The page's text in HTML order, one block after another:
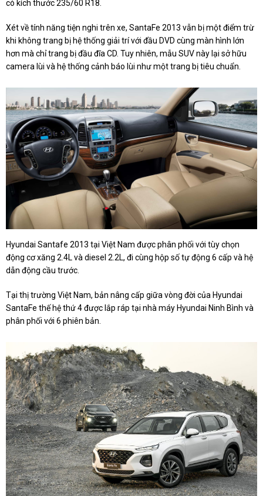
có kích thước 235/60 R18.
Xét về tính năng tiện nghi trên xe, SantaFe 2013 vẫn bị một điểm trừ
khi không trang bị hệ thống giải trí với đầu DVD cùng màn hình lớn
hơn mà chỉ trang bị đầu đĩa CD. Tuy nhiên, mẫu SUV này lại sở hữu
camera lùi và hệ thống cảnh báo lùi như một trang bị tiêu chuẩn.
Hyundai Santafe 2013 tại Việt Nam được phân phối với tùy chọn
động cơ xăng 2.4L và diesel 2.2L, đi cùng hộp số tự động 6 cấp và hệ
dẫn động cầu trước.
Tại thị trường Việt Nam, bản nâng cấp giữa vòng đời của Hyundai
SantaFe thế hệ thứ 4 được lắp ráp tại nhà máy Hyundai Ninh Bình và
phân phối với 6 phiên bản.